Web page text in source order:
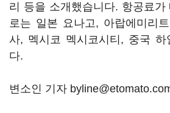
리 등을 소개했습니다. 항공료가
로는 일본 요나고, 아랍에미리
사, 멕시코 멕시코시티, 중국 하
다.
변소인 기자